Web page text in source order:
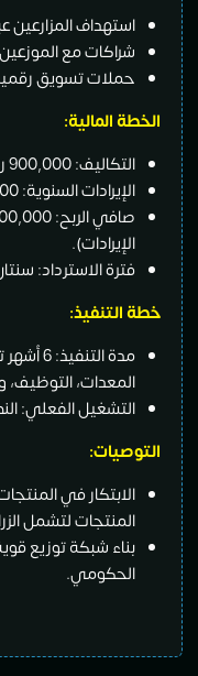
استهداف المزارعين
شراكات مع
حملات تسويق
الخطة المالية:
التكاليف: 900,000 ريال سعودي.
الإيرادات السنوية: 2,000,000 ريال سعودي.
الإيرادات).
فترة الاسترداد:
خطة التنفيذ:
مدة
المعدات، التوظيف،
التشغيل الفعلي:
التوصيات:
الابتكار في
المنتجات لتشمل
بناء شبكة توزيع
الحكومي.